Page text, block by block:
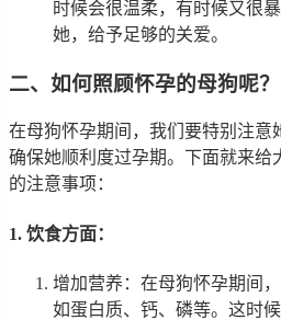
时候会很温柔，有时候又很
她，给予足够的关爱。
二、如何照顾怀孕的母狗呢？
在母狗怀孕期间，我们要特别注意
确保她顺利度过孕期。下面就来给
的注意事项：
1. 饮食方面：
增加营养：在母狗怀孕期间
如蛋白质、钙、磷等。这时